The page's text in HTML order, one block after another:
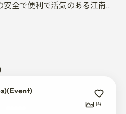
全で便利で活気のある江南区
しい個室です。
14